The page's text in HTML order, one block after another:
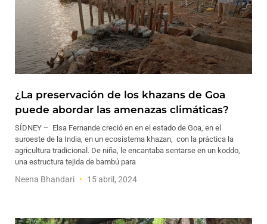
¿La preservación de los khazans de Goa
puede abordar las amenazas climáticas?
SÍDNEY – Elsa Fernande creció en en el estado de Goa, en el
suroeste de la India, en un ecosistema khazan, con la práctica la
agricultura tradicional. De niña, le encantaba sentarse en un koddo,
una estructura tejida de bambú para
Neena Bhandari 15 abril, 2024